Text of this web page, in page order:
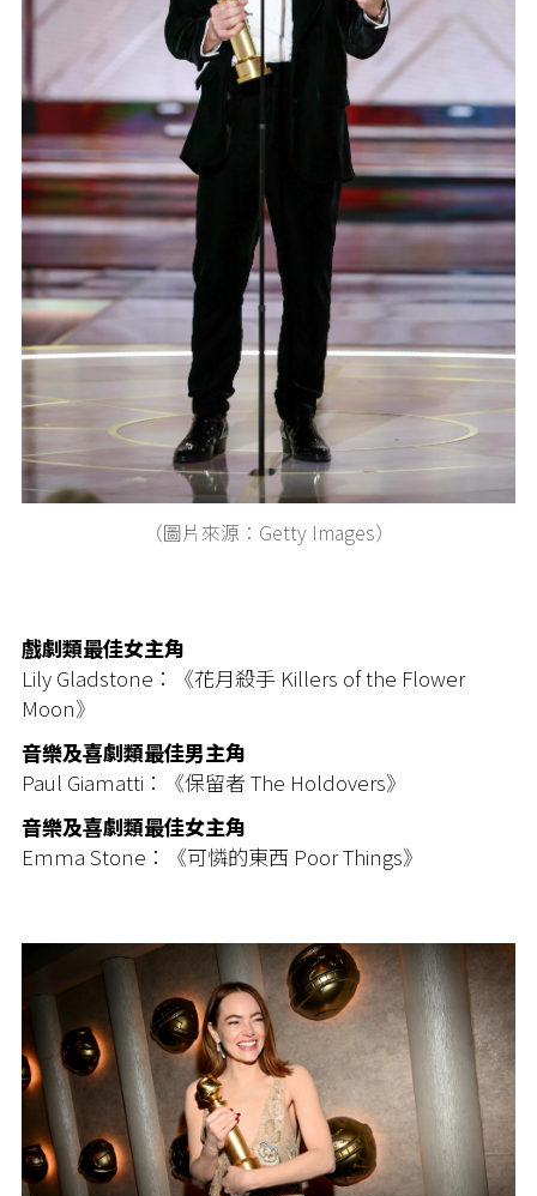
（圖片來源：Getty Images）
戲劇類最佳女主角
Lily Gladstone：《花月殺手 Killers of the Flower
Moon》
音樂及喜劇類最佳男主角
Paul Giamatti：《保留者 The Holdovers》
音樂及喜劇類最佳女主角
Emma Stone：《可憐的東西 Poor Things》